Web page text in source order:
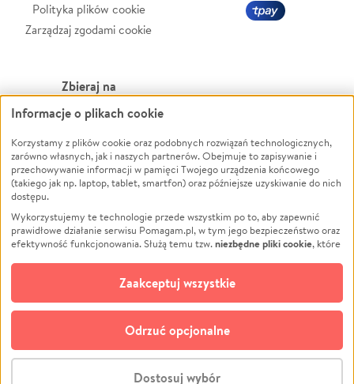
Polityka plików cookie
Zarządzaj zgodami cookie
Zbieraj na
Leczenie
Zwierzęta
Pożar
Ukraina
Pomoc Finansowa
Projekty
Pogrzeb
Społeczność lokalna
Kultura
Powódź
Wichura
NGO
Edukacja
Podróż
Impreza
Ochrona środowiska
Biznes
© CROWDING SP. Z O.O.
Informacje o plikach cookie
Korzystamy z plików cookie oraz podobnych rozwiązań technologicznych,
zarówno własnych, jak i naszych partnerów. Obejmuje to zapisywanie i
przechowywanie informacji w pamięci Twojego urządzenia końcowego
(takiego jak np. laptop, tablet, smartfon) oraz późniejsze uzyskiwanie do nich
dostępu.
Wykorzystujemy te technologie przede wszystkim po to, aby zapewnić
prawidłowe działanie serwisu Pomagam.pl, w tym jego bezpieczeństwo oraz
efektywność funkcjonowania. Służą temu tzw.niezbędne pliki cookie, które
opcjonalnych plików cookie
technologii do celów analitycznych i retargetingowych. Możesz wyrazić
zgodę na ich stosowanie lub jej odmówić. W dowolnym momencie masz
możliwość zmiany swoich preferencji na stronie „Zarządzaj zgodami cookie”,
do której link znajdziesz w stopce serwisu Pomagam.pl. Opcjonalne pliki
cookie wykorzystywane są w następujących celach:
działanie serwisu Pomagam.pl. Dzięki nim możemy zrozumieć, jak
Dostosuj wybór
Odrzuć opcjonalne
Zaakceptuj wszystkie